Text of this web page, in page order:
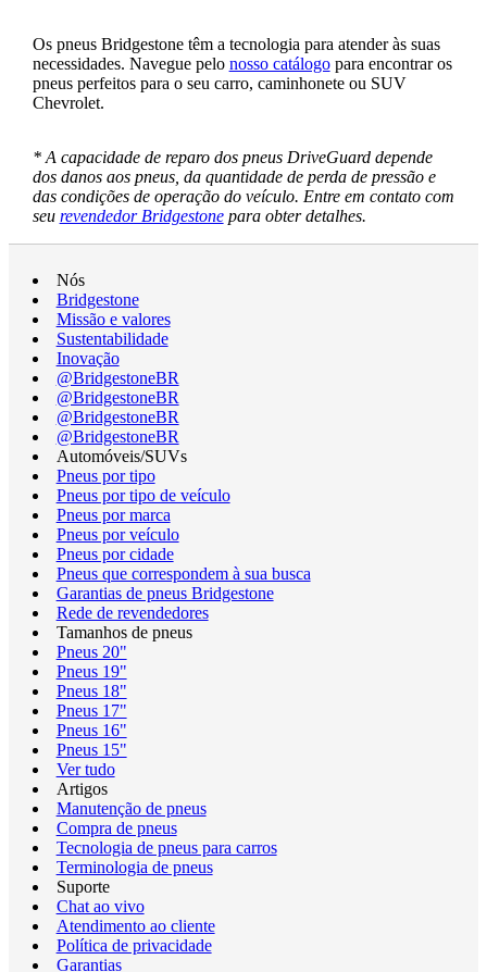
Os pneus Bridgestone têm a tecnologia para atender às suas
necessidades. Navegue pelo nosso catálogopara encontrar os
pneus perfeitos para o seu carro, caminhonete ou SUV
Chevrolet.
* A capacidade de reparo dos pneus DriveGuard depende
dos danos aos pneus, da quantidade de perda de pressão e
das condições de operação do veículo. Entre em contato com
seu revendedor Bridgestonepara obter detalhes.
Nós
Bridgestone
Missão e valores
Sustentabilidade
Inovação
@BridgestoneBR
@BridgestoneBR
@BridgestoneBR
@BridgestoneBR
Automóveis/SUVs
Pneus por tipo
Pneus por tipo de veículo
Pneus por marca
Pneus por veículo
Pneus por cidade
Pneus que correspondem à sua busca
Garantias de pneus Bridgestone
Rede de revendedores
Tamanhos de pneus
Pneus 20"
Pneus 19"
Pneus 18"
Pneus 17"
Pneus 16"
Pneus 15"
Ver tudo
Artigos
Manutenção de pneus
Compra de pneus
Tecnologia de pneus para carros
Terminologia de pneus
Suporte
Chat ao vivo
Atendimento ao cliente
Política de privacidade
Garantias